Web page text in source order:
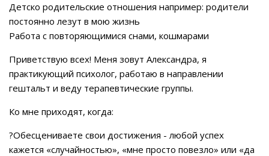
Детско родительские отношения например: родители
постоянно лезут в мою жизнь
Работа с повторяющимися снами, кошмарами
Приветствую всех! Меня зовут Александра, я
практикующий психолог, работаю в направлении
гештальт и веду терапевтические группы.
Ко мне приходят, когда:
?Обесцениваете свои достижения - любой успех
кажется «случайностью», «мне просто повезло» или «да